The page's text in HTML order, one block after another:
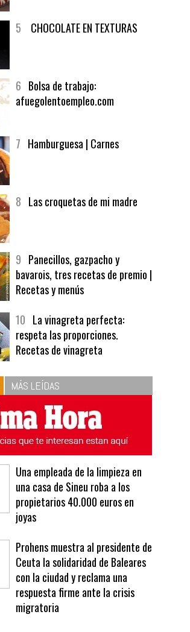
afuegolentoempleo.com
bavarois, tres recetas de premio |
Recetas y menús
respeta las proporciones.
Recetas de vinagreta
MÁS LEÍDAS
Una empleada de la limpieza en
propietarios 40.000 euros en
joyas
Prohens muestra al presidente de
Ceuta la solidaridad de Baleares